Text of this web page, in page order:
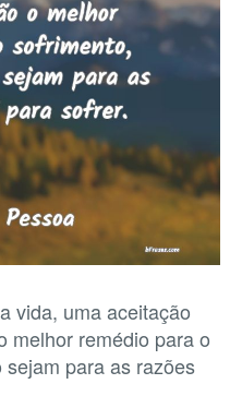
vida, uma aceitação
melhor remédio para o
para as razões